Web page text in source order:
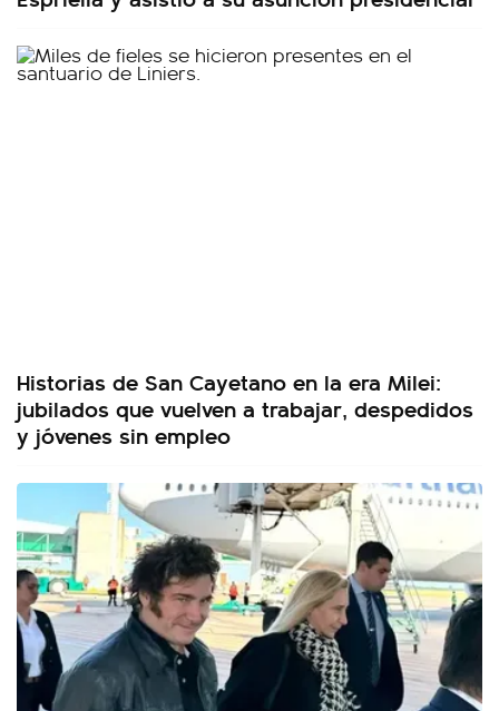
Historias de San Cayetano en la era Milei:
jubilados que vuelven a trabajar, despedidos
y jóvenes sin empleo